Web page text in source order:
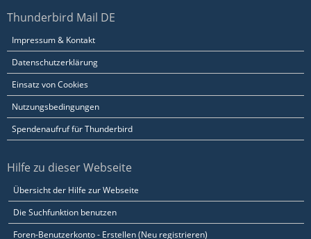
Thunderbird Mail DE
Impressum & Kontakt
Datenschutzerklärung
Einsatz von Cookies
Nutzungsbedingungen
Spendenaufruf für Thunderbird
Hilfe zu dieser Webseite
Übersicht der Hilfe zur Webseite
Die Suchfunktion benutzen
Foren-Benutzerkonto - Erstellen (Neu registrieren)